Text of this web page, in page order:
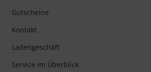
Gutscheine
Kontakt
Ladengeschäft
Service im Überblick